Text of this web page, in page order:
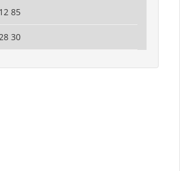
85
30